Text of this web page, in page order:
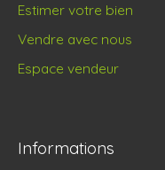
Estimer votre bien
Vendre avec nous
Espace vendeur
Informations